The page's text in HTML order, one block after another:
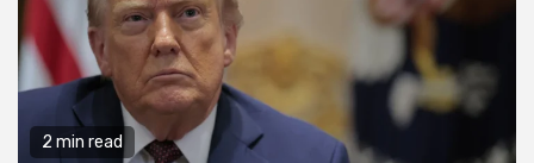
2 min read